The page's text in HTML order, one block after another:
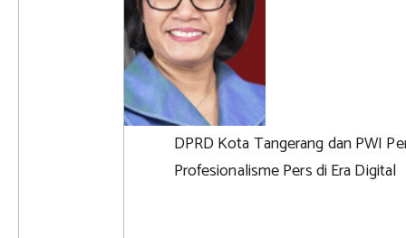
DPRD Kota Tangerang dan PWI
Profesionalisme Pers di Era Digital